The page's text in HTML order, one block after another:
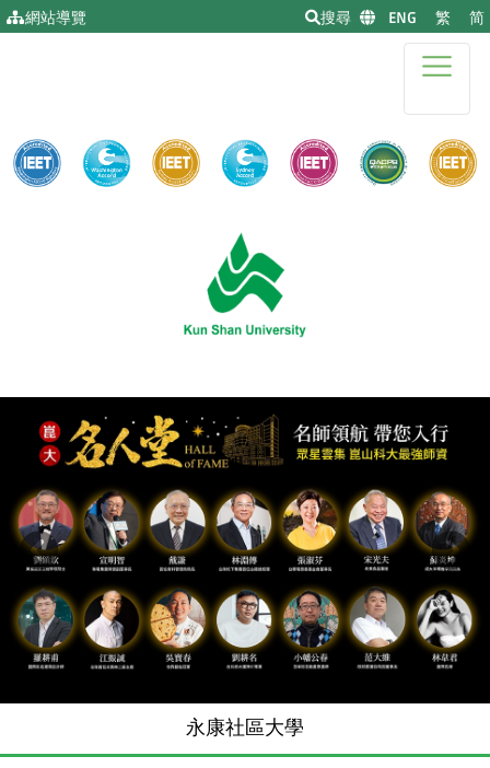
移到主要內容
網站導覽 搜尋 | ENG 繁 简
永康社區大學
Previous